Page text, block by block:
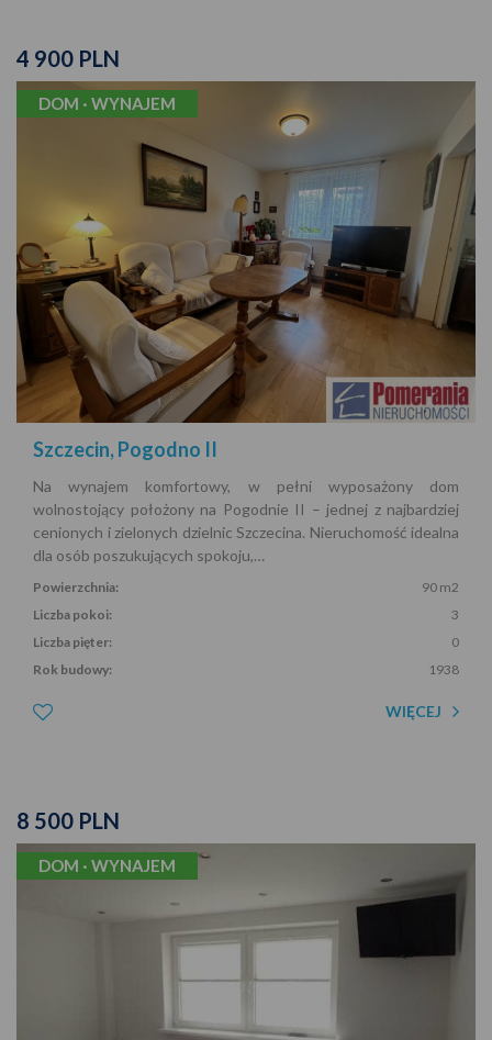
4 900 PLN
DOM · WYNAJEM
Szczecin, Pogodno II
Na wynajem komfortowy, w pełni wyposażony dom
wolnostojący położony na Pogodnie II – jednej z najbardziej
cenionych i zielonych dzielnic Szczecina. Nieruchomość idealna
dla osób poszukujących spokoju,…
Powierzchnia:
90 m2
Liczba pokoi:
3
Liczba pięter:
0
Rok budowy:
1938
WIĘCEJ
8 500 PLN
DOM · WYNAJEM